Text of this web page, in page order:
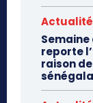
Actualité
Semaine
reporte
raison